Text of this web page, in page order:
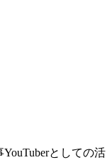
としての活